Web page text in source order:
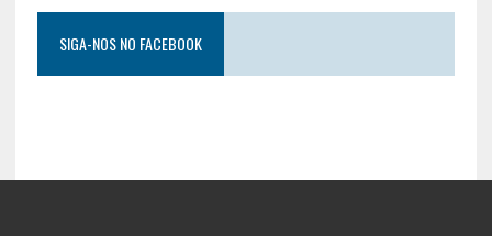
SIGA-NOS NO FACEBOOK